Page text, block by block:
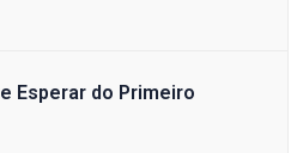
Esperar do Primeiro